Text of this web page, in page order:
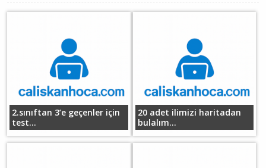
2.sınıftan 3’e geçenler için
test...
20 adet ilimizi haritadan
bulalım...